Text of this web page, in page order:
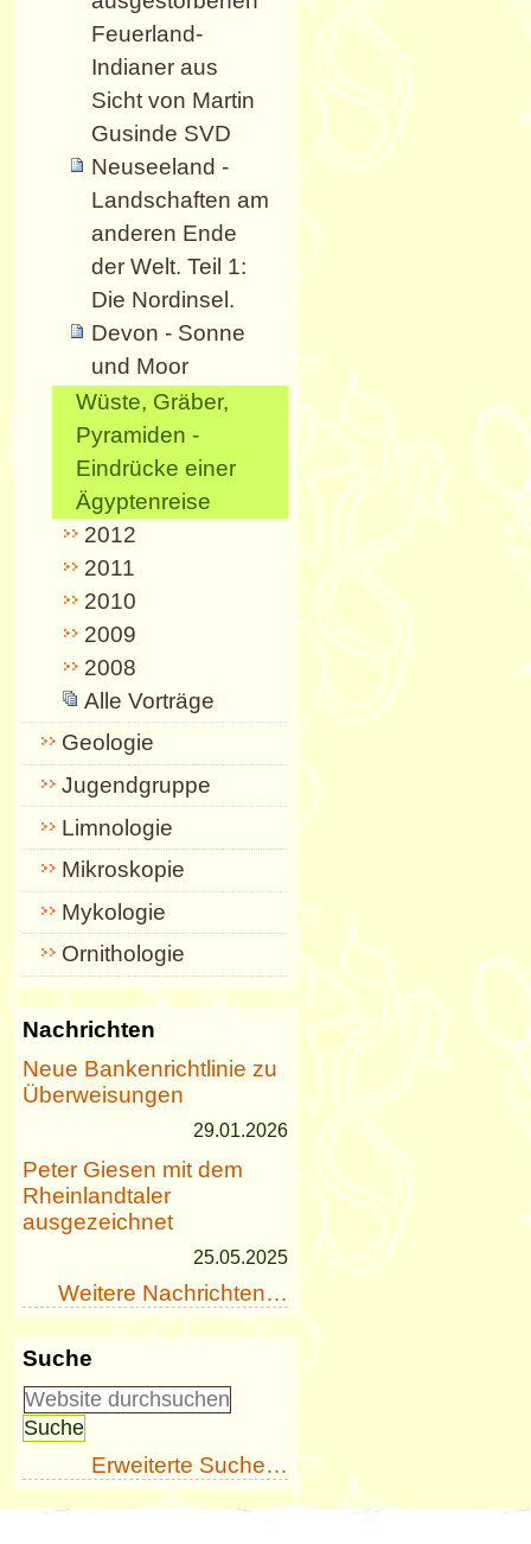
Feuerland-
Indianer aus
Sicht von Martin
Gusinde SVD
Neuseeland -
Landschaften am
anderen Ende
der Welt. Teil 1:
Die Nordinsel.
Devon - Sonne
und Moor
Wüste, Gräber,
Pyramiden -
Eindrücke einer
Ägyptenreise
2012
2011
2010
2009
2008
Alle Vorträge
Geologie
Jugendgruppe
Limnologie
Mikroskopie
Mykologie
Ornithologie
Nachrichten
Neue Bankenrichtlinie zu
Überweisungen
29.01.2026
Peter Giesen mit dem
Rheinlandtaler
ausgezeichnet
25.05.2025
Weitere Nachrichten…
Suche
Erweiterte Suche…